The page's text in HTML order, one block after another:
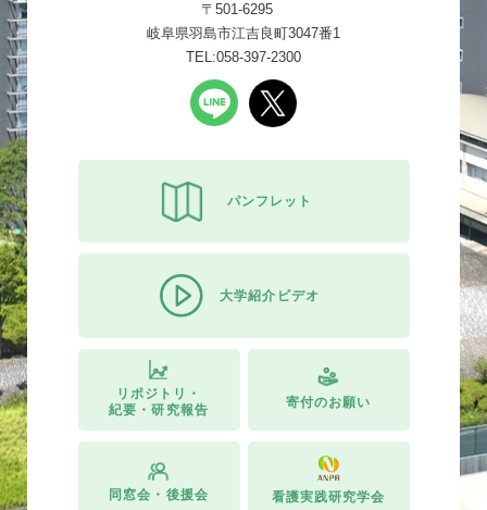
〒501-6295
岐阜県羽島市江吉良町3047番1
TEL:058-397-2300
パンフレット
大学紹介ビデオ
リポジトリ・
紀要・研究報告
寄付のお願い
同窓会・後援会 看護実践研究学会